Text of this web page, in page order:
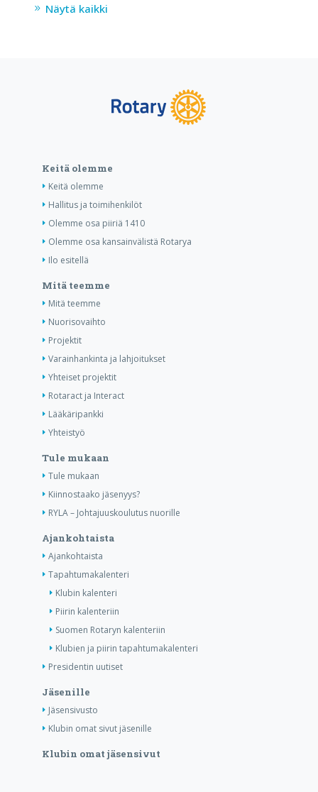
Näytä kaikki
Keitä olemme
Keitä olemme
Hallitus ja toimihenkilöt
Olemme osa piiriä 1410
Olemme osa kansainvälistä Rotarya
Ilo esitellä
Mitä teemme
Mitä teemme
Nuorisovaihto
Projektit
Varainhankinta ja lahjoitukset
Yhteiset projektit
Rotaract ja Interact
Lääkäripankki
Yhteistyö
Tule mukaan
Tule mukaan
Kiinnostaako jäsenyys?
RYLA – Johtajuuskoulutus nuorille
Ajankohtaista
Ajankohtaista
Tapahtumakalenteri
Klubin kalenteri
Piirin kalenteriin
Suomen Rotaryn kalenteriin
Klubien ja piirin tapahtumakalenteri
Presidentin uutiset
Jäsenille
Jäsensivusto
Klubin omat sivut jäsenille
Klubin omat jäsensivut